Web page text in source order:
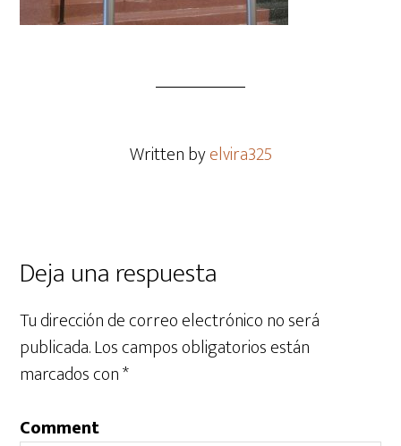
Written byelvira325
Deja una respuesta
Tu dirección de correo electrónico no será
publicada.Los campos obligatorios están
marcados con*
Comment